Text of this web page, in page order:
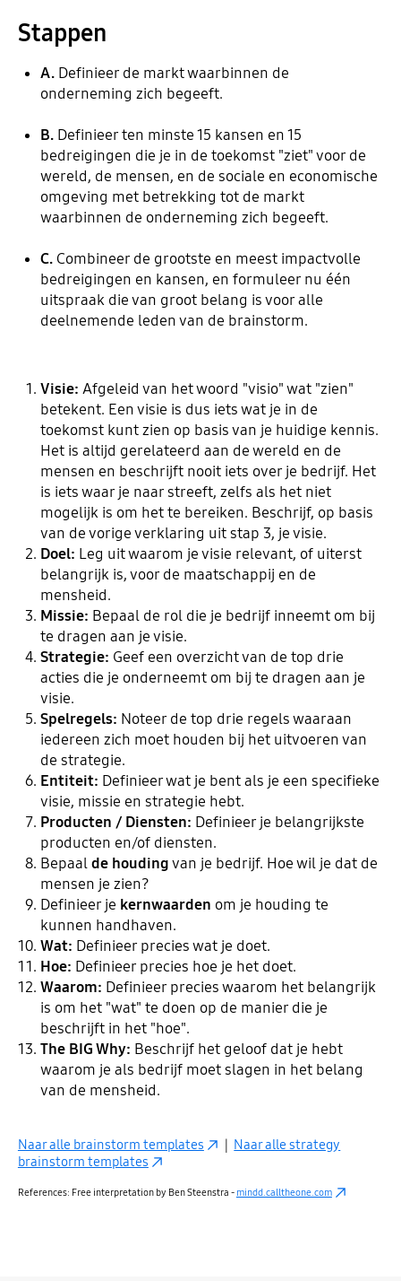
Stappen
A.Definieer de markt waarbinnen de
onderneming zich begeeft.
B.Definieer ten minste 15 kansen en 15
bedreigingen die je in de toekomst "ziet" voor de
wereld, de mensen, en de sociale en economische
omgeving met betrekking tot de markt
waarbinnen de onderneming zich begeeft.
C. Combineer de grootste en meest impactvolle
bedreigingen en kansen, en formuleer nu één
uitspraak die van groot belang is voor alle
deelnemende leden van de brainstorm.
Visie: Afgeleid van het woord "visio" wat "zien"
betekent. Een visie is dus iets wat je in de
toekomst kunt zien op basis van je huidige kennis.
Het is altijd gerelateerd aan de wereld en de
mensen en beschrijft nooit iets over je bedrijf. Het
is iets waar je naar streeft, zelfs als het niet
mogelijk is om het te bereiken. Beschrijf, op basis
van de vorige verklaring uit stap 3, je visie.
Doel: Leg uit waarom je visie relevant, of uiterst
belangrijk is, voor de maatschappij en de
mensheid.
Missie: Bepaal de rol die je bedrijf inneemt om bij
te dragen aan je visie.
Strategie: Geef een overzicht van de top drie
acties die je onderneemt om bij te dragen aan je
visie.
Spelregels: Noteer de top drie regels waaraan
iedereen zich moet houden bij het uitvoeren van
de strategie.
Entiteit: Definieer wat je bent als je een specifieke
visie, missie en strategie hebt.
Producten / Diensten: Definieer je belangrijkste
producten en/of diensten.
Bepaalde houdingvan je bedrijf. Hoe wil je dat de
mensen je zien?
Definieer je kernwaarden om je houding te
kunnen handhaven.
Wat: Definieer precies wat je doet.
Hoe: Definieer precies hoe je het doet.
Waarom: Definieer precies waarom het belangrijk
is om het "wat" te doen op de manier die je
beschrijft in het "hoe".
The BIG Why: Beschrijf het geloof dat je hebt
waarom je als bedrijf moet slagen in het belang
van de mensheid.
Naar alle brainstorm templates | Naar alle strategy
brainstorm templates
References: Free interpretation by Ben Steenstra - mindd.calltheone.com